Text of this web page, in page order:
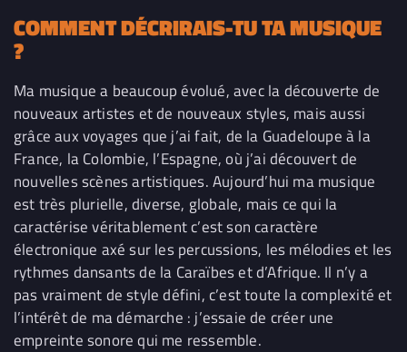
COMMENT DÉCRIRAIS-TU TA MUSIQUE
?
Ma musique a beaucoup évolué, avec la découverte de
nouveaux artistes et de nouveaux styles, mais aussi
grâce aux voyages que j’ai fait, de la Guadeloupe à la
France, la Colombie, l’Espagne, où j’ai découvert de
nouvelles scènes artistiques. Aujourd’hui ma musique
est très plurielle, diverse, globale, mais ce qui la
caractérise véritablement c’est son caractère
électronique axé sur les percussions, les mélodies et les
rythmes dansants de la Caraïbes et d’Afrique. Il n’y a
pas vraiment de style défini, c’est toute la complexité et
l’intérêt de ma démarche : j’essaie de créer une
empreinte sonore qui me ressemble.